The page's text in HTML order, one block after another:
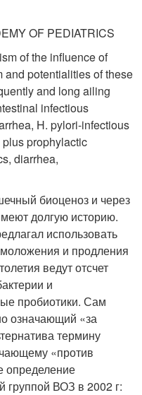
OF PEDIATRICS
of the influence of
and potentialities of these
and long ailing
infectious
H. pylori-infectious
prophylactic
diarrhea,
биоценоз и через
долгую историю.
использовать
и продления
ведут отсчет
и
пробиотики. Сам
означающий «за
термину
«против
определение
группой ВОЗ в 2002 г: